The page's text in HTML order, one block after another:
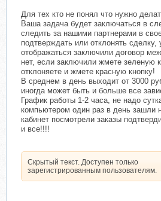
Для тех кто не понял что нужно
Ваша задача будет заключаться в
следить за нашими партнерами в
подтверждать или отклонять сделку,
отображаться заключили договор
нет, если заключили жмете зеленую
отклоняете и жмете красную кнопку!
В среднем в день выходит от 3000
иногда может быть и больше все
График работы 1-2 часа, не надо
компьютером один раз в день зашли
кабинет посмотрели заказы
и все!!!!
Скрытый текст. Доступен только
зарегистрированным пользователям.